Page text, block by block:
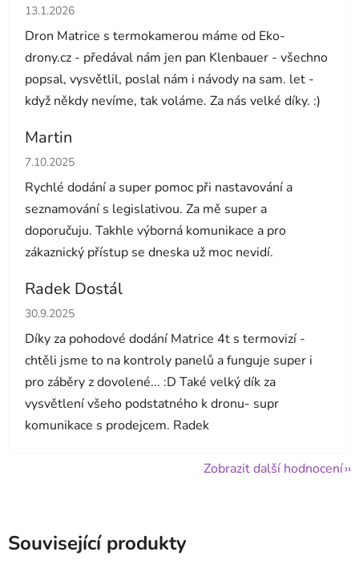
Hodnocení obchodu je 5 z 5 hvězdiček.
13.1.2026
Dron Matrice s termokamerou máme od Eko-
drony.cz - předával nám jen pan Klenbauer - všechno
popsal, vysvětlil, poslal nám i návody na sam. let -
když někdy nevíme, tak voláme. Za nás velké díky. :)
Martin
Hodnocení obchodu je 5 z 5 hvězdiček.
7.10.2025
Rychlé dodání a super pomoc při nastavování a
seznamování s legislativou. Za mě super a
doporučuju. Takhle výborná komunikace a pro
zákaznický přístup se dneska už moc nevidí.
Radek Dostál
Hodnocení obchodu je 5 z 5 hvězdiček.
30.9.2025
Díky za pohodové dodání Matrice 4t s termovizí -
chtěli jsme to na kontroly panelů a funguje super i
pro záběry z dovolené... :D Také velký dík za
vysvětlení všeho podstatného k dronu- supr
komunikace s prodejcem. Radek
Zobrazit další hodnocení
Související produkty